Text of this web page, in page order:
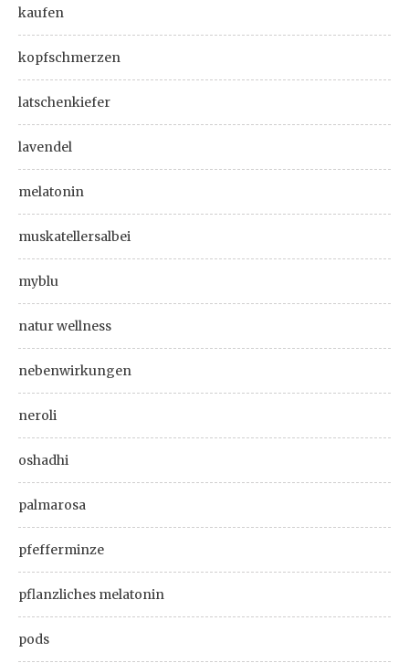
kaufen
kopfschmerzen
latschenkiefer
lavendel
melatonin
muskatellersalbei
myblu
natur wellness
nebenwirkungen
neroli
oshadhi
palmarosa
pfefferminze
pflanzliches melatonin
pods